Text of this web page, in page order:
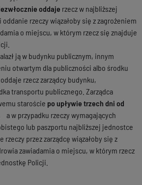
oddaje rzecz w najbliższej
rzeczy wiązałoby się z zagrożeniem
o miejscu, w którym rzecz się znajduje
ją w budynku publicznym, innym
otwartym dla publiczności albo środku
rzecz zarządcy budynku,
transportu publicznego. Zarządca
staroście po upływie trzech dni od
a w przypadku rzeczy wymagających
lub paszportu najbliższej jednostce
rzeczy przez zarządcę wiązałoby się z
zawiadamia o miejscu, w którym rzecz
Policji.